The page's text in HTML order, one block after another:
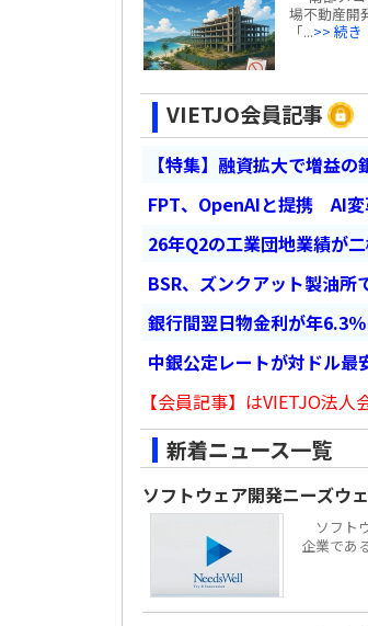
場不動産開
「...>> 続き
VIETJO会員記事
【特集】融資拡大で増益
FPT、OpenAIと提携 AI変
26年Q2の工業団地業績が
BSR、ズンクアット製油
銀行間翌日物金利が年6.3
中銀公定レートが対ドル最
【会員記事】はVIETJO法
新着ニュース一覧
ソフトウェア開発ニーズウ
ソフト
企業であ